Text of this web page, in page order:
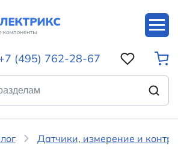
(495) 762-28-67
Датчики, измерение и